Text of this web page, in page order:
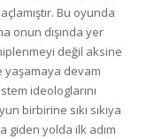
Bu oyunda
onun dışında yer
değil aksine
yaşamaya devam
ideologlarını
birbirine sıkı sıkıya
giden yolda ilk adım